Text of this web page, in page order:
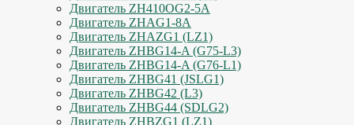
Двигатель ZH410OG2-5A
Двигатель ZHAG1-8A
Двигатель ZHAZG1 (LZ1)
Двигатель ZHBG14-A (G75-L3)
Двигатель ZHBG14-A (G76-L1)
Двигатель ZHBG41 (JSLG1)
Двигатель ZHBG42 (L3)
Двигатель ZHBG44 (SDLG2)
Двигатель ZHBZG1 (LZ1)